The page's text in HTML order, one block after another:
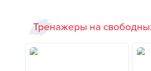
Тренажеры на